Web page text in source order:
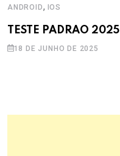
ANDROID, IOS
TESTE PADRAO 2025
18 DE JUNHO DE 2025